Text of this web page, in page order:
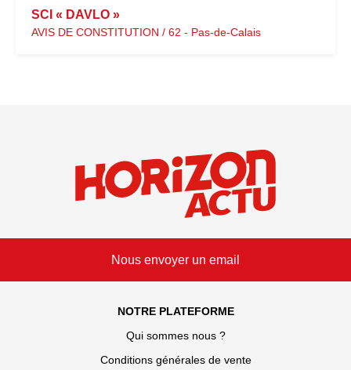
SCI « DAVLO »
AVIS DE CONSTITUTION / 62 - Pas-de-Calais
Nous envoyer un email
NOTRE PLATEFORME
Qui sommes nous ?
Conditions générales de vente